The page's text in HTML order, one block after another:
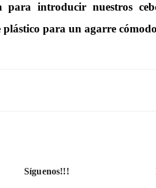
introducir nuestros
para un agarre
Síguenos!!!